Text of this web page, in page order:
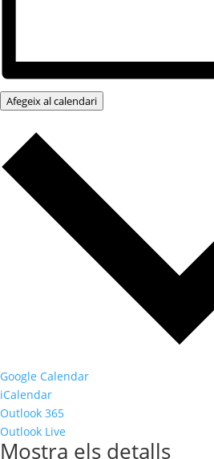
Afegeix al calendari
Google Calendar
iCalendar
Outlook 365
Outlook Live
Mostra els detalls